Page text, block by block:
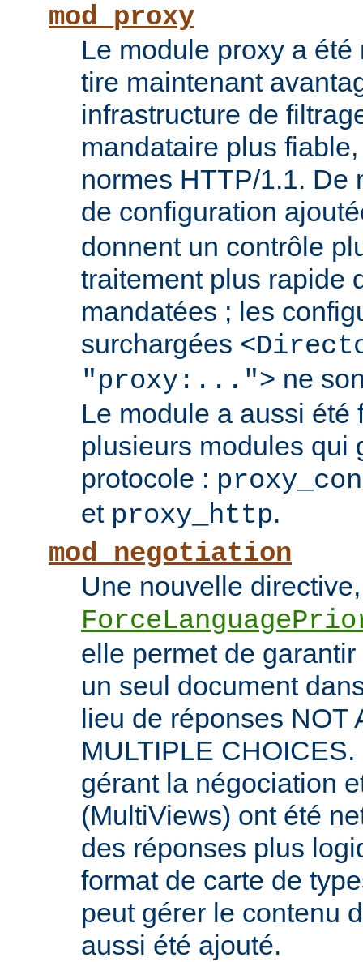
mod_proxy
Le module proxy a été
tire maintenant
infrastructure de
mandataire plus
normes HTTP/1.1. De
de configuration
donnent un contrôle
traitement plus rapide
mandatées ; les
surchargées
"proxy:..."> ne
Le module a aussi été
plusieurs modules qui
protocole :
et proxy_http.
mod_negotiation
Une nouvelle directive,
elle permet de
un seul document
lieu de réponses NOT
MULTIPLE
gérant la négociation
(MultiViews) ont été
des réponses plus
format de carte de
peut gérer le contenu
aussi été ajouté.